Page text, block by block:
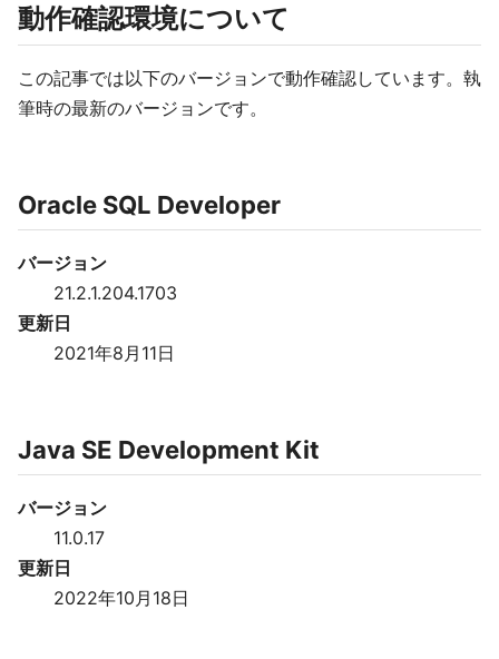
動作確認環境について
この記事では以下のバージョンで動作確認しています。執
筆時の最新のバージョンです。
Oracle SQL Developer
バージョン
21.2.1.204.1703
更新日
2021年8月11日
Java SE Development Kit
バージョン
11.0.17
更新日
2022年10月18日